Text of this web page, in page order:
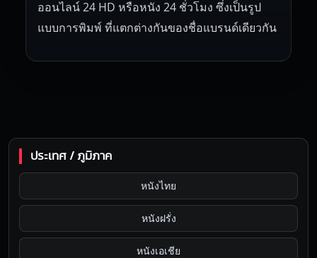
ออนไลน์ 24 HD หรือหนัง 24 ชั่วโมง ซึ่งเป็นรูป
แบบการพิมพ์ ที่แตกต่างกันของชื่อแบรนด์เดียวกัน
ประเทศ / ภูมิภาค
หนังไทย
หนังฝรั่ง
หนังเอเชีย